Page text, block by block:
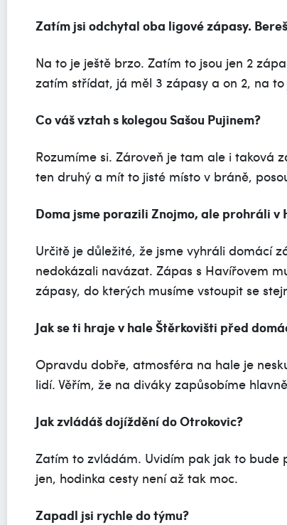
Zatím jsi odchytal oba ligové zápasy.
Na to je ještě brzo. Zatím to jsou jen 2
zatím střídat, já měl 3 zápasy a on 2, na
Co váš vztah s kolegou Sašou Pujinem?
Rozumíme si. Zároveň je tam ale i taková
ten druhý a mít to jisté místo v bráně,
Doma jsme porazili Znojmo, ale prohráli v
Určitě je důležité, že jsme vyhráli domácí
nedokázali navázat. Zápas s Havířovem
zápasy, do kterých musíme vstoupit se
Jak se ti hraje v hale Štěrkovišti před
Opravdu dobře, atmosféra na hale je
lidí. Věřím, že na diváky zapůsobíme
Jak zvládáš dojíždění do Otrokovic?
Zatím to zvládám. Uvidím pak jak to bude
jen, hodinka cesty není až tak moc.
Zapadl jsi rychle do týmu?